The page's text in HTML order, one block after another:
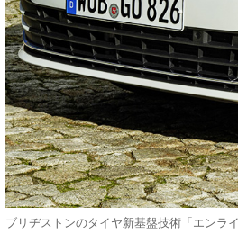
ブリヂストンのタイヤ新基盤技術「エンラ